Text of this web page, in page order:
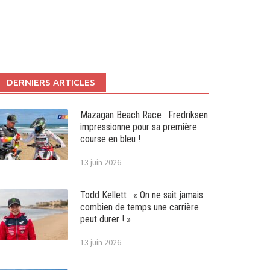
DERNIERS ARTICLES
Mazagan Beach Race : Fredriksen
impressionne pour sa première
course en bleu !
13 juin 2026
Todd Kellett : « On ne sait jamais
combien de temps une carrière
peut durer ! »
13 juin 2026